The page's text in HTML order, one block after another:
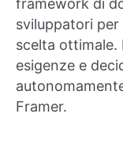
framework di
sviluppatori
scelta ottimale.
esigenze e
Framer.